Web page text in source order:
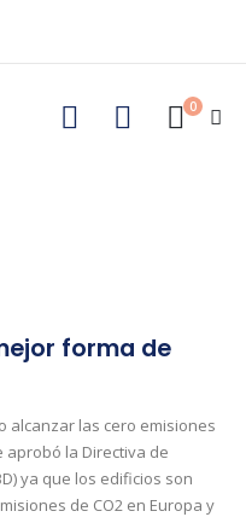
0
forma de
alcanzar las cero emisiones
aprobó la Directiva de
ya que los edificios son
de CO2 en Europa y